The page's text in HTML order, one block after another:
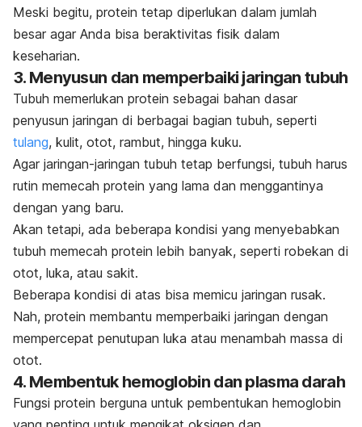
Meski begitu, protein tetap diperlukan dalam jumlah
besar agar Anda bisa beraktivitas fisik dalam
keseharian.
3. Menyusun dan memperbaiki jaringan tubuh
Tubuh memerlukan protein sebagai bahan dasar
penyusun jaringan di berbagai bagian tubuh, seperti
tulang, kulit, otot, rambut, hingga kuku.
Agar jaringan-jaringan tubuh tetap berfungsi, tubuh harus
rutin memecah protein yang lama dan menggantinya
dengan yang baru.
Akan tetapi, ada beberapa kondisi yang menyebabkan
tubuh memecah protein lebih banyak, seperti robekan di
otot, luka, atau sakit.
Beberapa kondisi di atas bisa memicu jaringan rusak.
Nah, protein membantu memperbaiki jaringan dengan
mempercepat penutupan luka atau menambah massa di
otot.
4. Membentuk hemoglobin dan plasma darah
Fungsi protein berguna untuk pembentukan hemoglobin